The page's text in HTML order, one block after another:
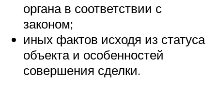
органа в соответствии с
законом;
иных фактов исходя из статуса
объекта и особенностей
совершения сделки.